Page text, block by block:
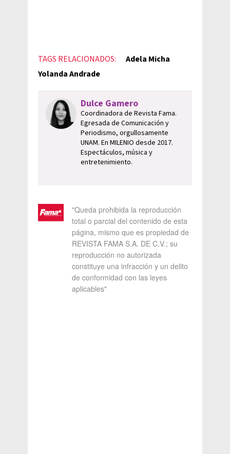
TAGS RELACIONADOS:
Adela Micha
Yolanda Andrade
Dulce Gamero
Coordinadora de Revista Fama.
Egresada de Comunicación y
Periodismo, orgullosamente
UNAM. En MILENIO desde 2017.
Espectáculos, música y
entretenimiento.
"Queda prohibida la reproducción
total o parcial del contenido de esta
página, mismo que es propiedad de
REVISTA FAMA S.A. DE C.V.; su
reproducción no autorizada
constituye una infracción y un delito
de conformidad con las leyes
aplicables"